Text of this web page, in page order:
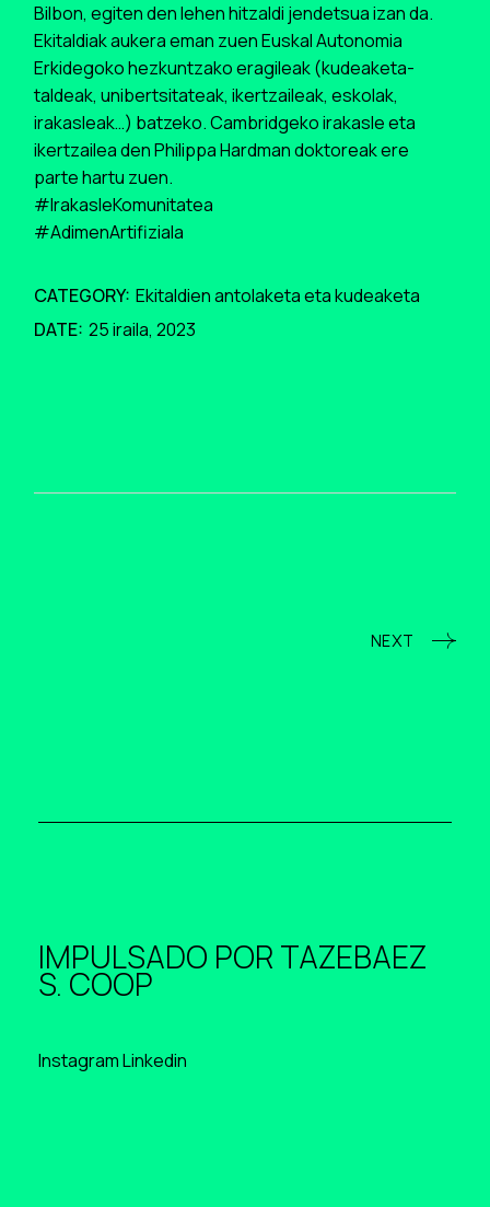
Bilbon, egiten den lehen hitzaldi jendetsua izan da.
Ekitaldiak aukera eman zuen Euskal Autonomia
Erkidegoko hezkuntzako eragileak (kudeaketa-
taldeak, unibertsitateak, ikertzaileak, eskolak,
irakasleak…) batzeko. Cambridgeko irakasle eta
ikertzailea den Philippa Hardman doktoreak ere
parte hartu zuen.
#IrakasleKomunitatea
#AdimenArtifiziala
CATEGORY: Ekitaldien antolaketa eta kudeaketa
DATE: 25 iraila, 2023
NEXT
IMPULSADO POR TAZEBAEZ
S. COOP
InstagramLinkedin